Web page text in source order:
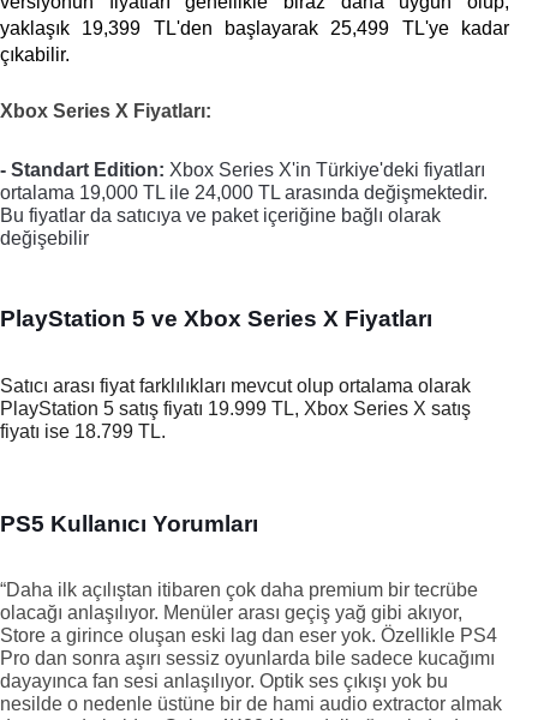
yaklaşık 19,399 TL'den başlayarak 25,499 TL'ye kadar
çıkabilir.
Xbox Series X Fiyatları:
- Standart Edition: Xbox Series X'in Türkiye'deki fiyatları
ortalama 19,000 TL ile 24,000 TL arasında değişmektedir.
Bu fiyatlar da satıcıya ve paket içeriğine bağlı olarak
değişebilir​
PlayStation 5 ve Xbox Series X Fiyatları
Satıcı arası fiyat farklılıkları mevcut olup ortalama olarak
PlayStation 5 satış fiyatı 19.999 TL, Xbox Series X satış
fiyatı ise 18.799 TL.
PS5 Kullanıcı Yorumları
“Daha ilk açılıştan itibaren çok daha premium bir tecrübe
olacağı anlaşılıyor. Menüler arası geçiş yağ gibi akıyor,
Store a girince oluşan eski lag dan eser yok. Özellikle PS4
Pro dan sonra aşırı sessiz oyunlarda bile sadece kucağımı
dayayınca fan sesi anlaşılıyor. Optik ses çıkışı yok bu
nesilde o nedenle üstüne bir de hami audio extractor almak